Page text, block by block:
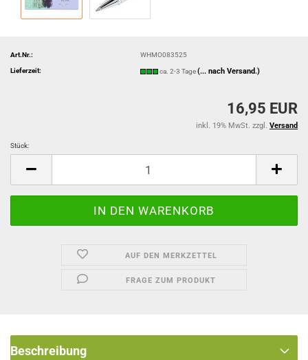
Art.Nr.: WHMO083525
Lieferzeit: ca. 2-3 Tage(... nach Versand.)
16,95 EUR
inkl. 19% MwSt. zzgl. Versand
Stück:
AUF DEN MERKZETTEL
FRAGE ZUM PRODUKT
Beschreibung